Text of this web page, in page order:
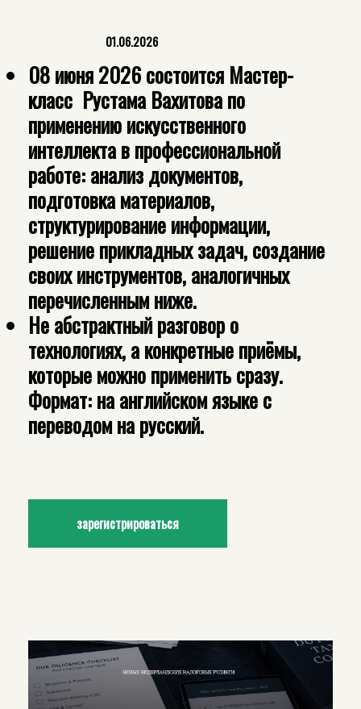
01.06.2026
08 июня 2026 состоится Мастер-
класс Рустама Вахитова по
применению искусственного
интеллекта в профессиональной
работе: анализ документов,
подготовка материалов,
структурирование информации,
решение прикладных задач, создание
своих инструментов, аналогичных
перечисленным ниже.
Не абстрактный разговор о
технологиях, а конкретные приёмы,
которые можно применить сразу.
Формат: на английском языке с
переводом на русский.
зарегистрироваться